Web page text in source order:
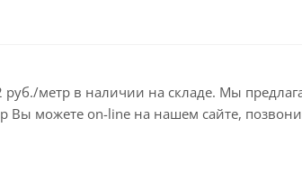
метр в наличии на складе. Мы
можете on-line на нашем сайте,